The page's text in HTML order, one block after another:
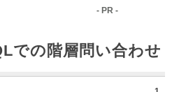
- PR -
での階層問い合わせ